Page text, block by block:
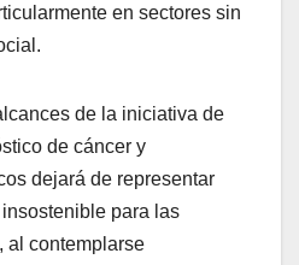
en sectores sin
de la iniciativa de
de cáncer y
dejará de representar
para las
al contemplarse